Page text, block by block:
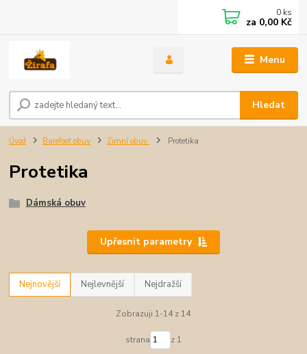
Menu
Hledat
0 ks
za 0,00 Kč
Úvod Barefoot obuv Zimní obuv Protetika
Protetika
Dámská obuv
Upřesnit parametry
Nejnovější Nejlevnější Nejdražší
Zobrazuji 1-14 z 14
strana z 1